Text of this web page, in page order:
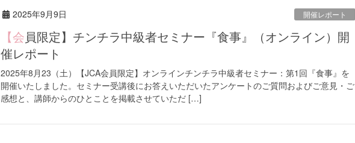
2025年9月9日 開催レポート
【会員限定】チンチラ中級者セミナー『食事』（オンライン）開
催レポート
2025年8月23（土）【JCA会員限定】オンラインチンチラ中級者セミナー：第1回『食事』を
開催いたしました。セミナー受講後にお答えいただいたアンケートのご質問およびご意見・ご
感想と、講師からのひとことを掲載させていただ […]